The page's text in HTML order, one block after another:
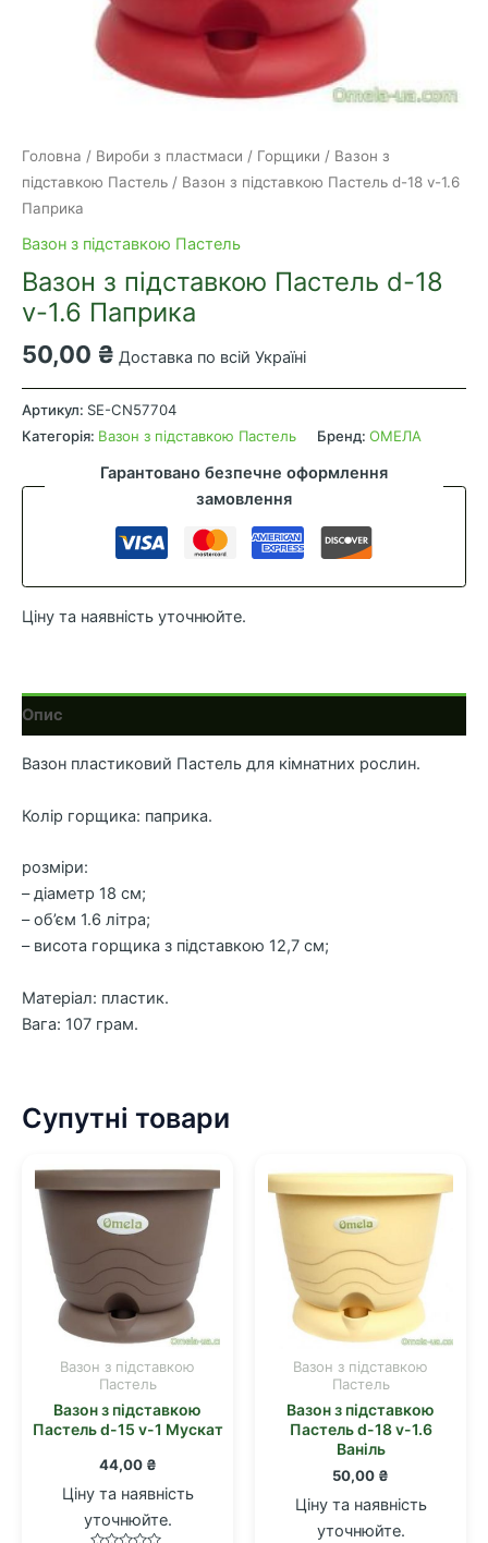
Головна / Вироби з пластмаси / Горщики / Вазон з
підставкою Пастель / Вазон з підставкою Пастель d-18 v-1.6
Паприка
Вазон з підставкою Пастель
Вазон з підставкою Пастель d-18
v-1.6 Паприка
50,00 ₴ Доставка по всій Україні
Вазон
з
підставкою
d-
Паприка
кількість
Артикул: SE-CN57704
Категорія: Вазон з підставкою Пастель Бренд: ОМЕЛА
Гарантовано безпечне оформлення
замовлення
Ціну та наявність уточнюйте.
Опис
Вазон пластиковий Пастель для кімнатних рослин.
Колір горщика: паприка.
розміри:
– діаметр 18 см;
– об’єм 1.6 літра;
– висота горщика з підставкою 12,7 см;
Матеріал: пластик.
Вага: 107 грам.
Супутні товари
Вазон з підставкою
Пастель
Вазон з підставкою
Пастель d-15 v-1 Мускат
44,00 ₴
Ціну та наявність
уточнюйте.
Вазон з підставкою
Пастель
Вазон з підставкою
Пастель d-18 v-1.6
Ваніль
50,00 ₴
Ціну та наявність
уточнюйте.